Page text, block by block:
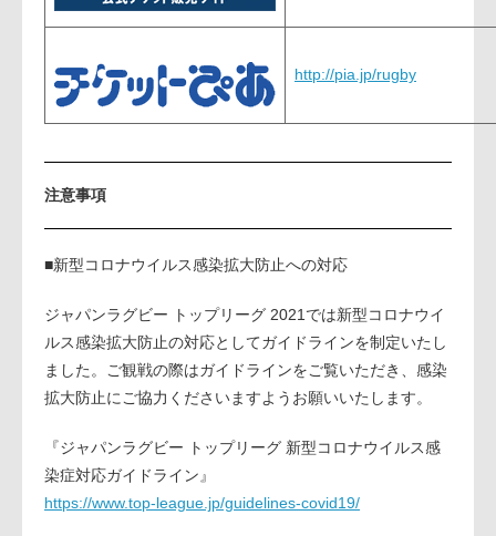
http://pia.jp/rugby
注意事項
■新型コロナウイルス感染拡大防止への対応
ジャパンラグビー トップリーグ 2021では新型コロナウイ
ルス感染拡大防止の対応としてガイドラインを制定いたし
ました。ご観戦の際はガイドラインをご覧いただき、感染
拡大防止にご協力くださいますようお願いいたします。
『ジャパンラグビー トップリーグ 新型コロナウイルス感
染症対応ガイドライン』
https://www.top-league.jp/guidelines-covid19/